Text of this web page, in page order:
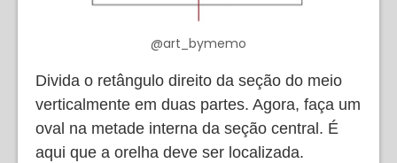
@art_bymemo
Divida o retângulo direito da seção do meio
verticalmente em duas partes. Agora, faça um
oval na metade interna da seção central. É
aqui que a orelha deve ser localizada.